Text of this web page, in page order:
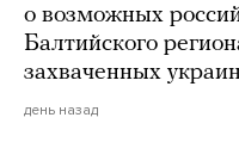
о возможных
Балтийского
захваченных
день назад